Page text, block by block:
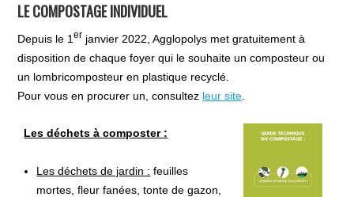
LE COMPOSTAGE INDIVIDUEL
Depuis le 1er janvier 2022, Agglopolys met gratuitement à
disposition de chaque foyer qui le souhaite un composteur ou
un lombricomposteur en plastique recyclé.
Pour vous en procurer un, consultez leur site
Les déchets à composter :
Les déchets de jardin : feuilles
mortes, fleur fanées, tonte de gazon,